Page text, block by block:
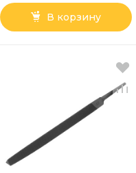
В корзину